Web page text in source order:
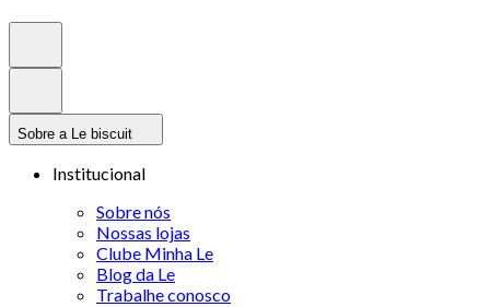
Sobre a Le biscuit
Institucional
Sobre nós
Nossas lojas
Clube Minha Le
Blog da Le
Trabalhe conosco